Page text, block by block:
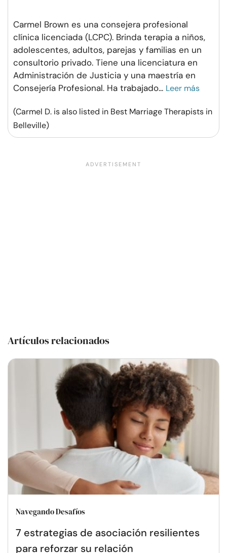
Carmel Brown es una consejera profesional
clínica licenciada (LCPC). Brinda terapia a niños,
adolescentes, adultos, parejas y familias en un
consultorio privado. Tiene una licenciatura en
Administración de Justicia y una maestría en
Consejería Profesional. Ha trabajado... Leer más
(Carmel D. is also listed in Best Marriage Therapists in
Belleville)
Artículos relacionados
Navegando Desafíos
7 estrategias de asociación resilientes
para reforzar su relación